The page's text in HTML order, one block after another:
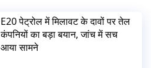
E20 पेट्रोल में मिलावट के दावों पर तेल
कंपनियों का बड़ा बयान, जांच में सच
आया सामने